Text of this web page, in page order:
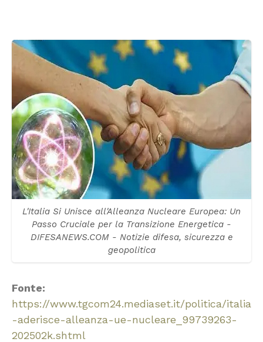
L'Italia Si Unisce all'Alleanza Nucleare Europea: Un
Passo Cruciale per la Transizione Energetica -
DIFESANEWS.COM - Notizie difesa, sicurezza e
geopolitica
Fonte:
https://www.tgcom24.mediaset.it/politica/italia
-aderisce-alleanza-ue-nucleare_99739263-
202502k.shtml